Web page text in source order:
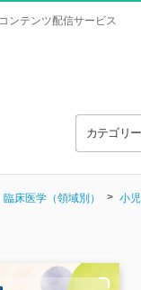
ンテンツ配信サービス
カテゴリー
臨床医学（領域別） 小